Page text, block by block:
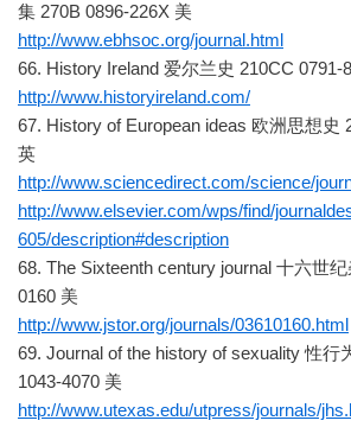
集 270B 0896-226X 美
http://www.ebhsoc.org/journal.html
66. History Ireland 爱尔兰史 210CC 0791-
http://www.historyireland.com/
67. History of European ideas 欧洲思想史
英
http://www.sciencedirect.com/science/
http://www.elsevier.com/wps/find/
605/description#description
68. The Sixteenth century journal 十六世
0160 美
http://www.jstor.org/journals/03610160.html
69. Journal of the history of sexuality 性行
1043-4070 美
http://www.utexas.edu/utpress/journals/